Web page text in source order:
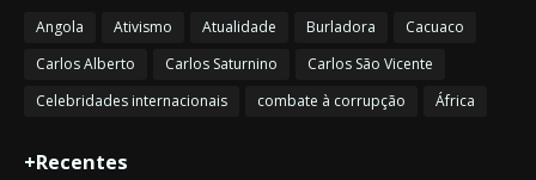
Angola Ativismo Atualidade Burladora
Cacuaco
Carlos Alberto
Carlos Saturnino
Carlos São Vicente
Celebridades internacionais
combate à corrupção África
+Recentes